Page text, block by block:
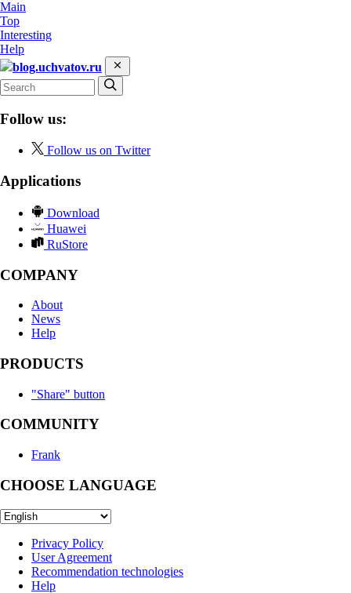
Main
Top
Interesting
Help
blog.uchvatov.ru
Follow us:
Follow us on Twitter
Applications
Download
Huawei
RuStore
COMPANY
About
News
Help
PRODUCTS
"Share" button
COMMUNITY
Frank
CHOOSE LANGUAGE
Privacy Policy
User Agreement
Recommendation technologies
Help